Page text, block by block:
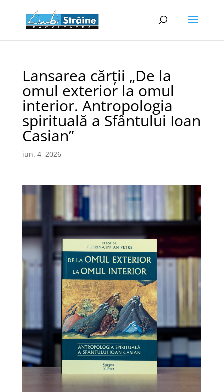
Lansarea cărții „De la
omul exterior la omul
interior. Antropologia
spirituală a Sfântului Ioan
Casian”
iun. 4, 2026